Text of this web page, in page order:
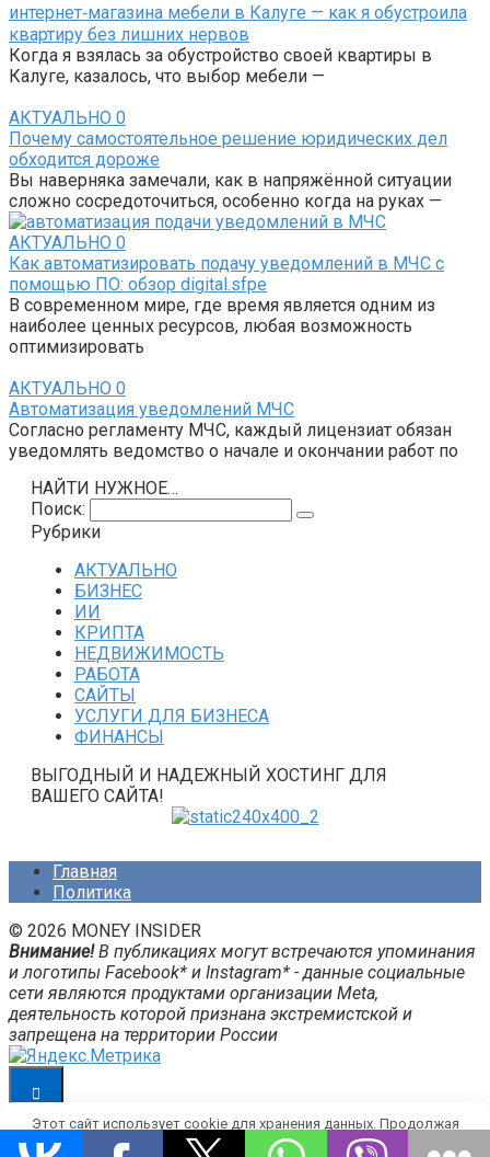
интернет‑магазина мебели в Калуге — как я обустроила
квартиру без лишних нервов
Когда я взялась за обустройство своей квартиры в
Калуге, казалось, что выбор мебели —
АКТУАЛЬНО 0
Почему самостоятельное решение юридических дел
обходится дороже
Вы наверняка замечали, как в напряжённой ситуации
сложно сосредоточиться, особенно когда на руках —
АКТУАЛЬНО 0
Как автоматизировать подачу уведомлений в МЧС с
помощью ПО: обзор digital.sfpe
В современном мире, где время является одним из
наиболее ценных ресурсов, любая возможность
оптимизировать
АКТУАЛЬНО 0
Автоматизация уведомлений МЧС
Согласно регламенту МЧС, каждый лицензиат обязан
уведомлять ведомство о начале и окончании работ по
НАЙТИ НУЖНОЕ…
Поиск:
Рубрики
АКТУАЛЬНО
БИЗНЕС
ИИ
КРИПТА
НЕДВИЖИМОСТЬ
РАБОТА
САЙТЫ
УСЛУГИ ДЛЯ БИЗНЕСА
ФИНАНСЫ
ВЫГОДНЫЙ И НАДЕЖНЫЙ ХОСТИНГ ДЛЯ
ВАШЕГО САЙТА!
Главная
Политика
© 2026 MONEY INSIDER
Внимание!В публикациях могут встречаются упоминания
и логотипы Facebook* и Instagram* - данные социальные
сети являются продуктами организации Meta,
деятельность которой признана экстремистской и
запрещена на территории России
Этот сайт использует cookie для хранения данных. Продолжая
использовать сайт, Вы даете свое согласие на работу с этими